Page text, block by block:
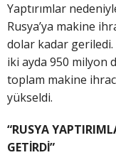
Yaptırımlar
Rusya’ya makine
dolar kadar
iki ayda 950 milyon
toplam makine
yükseldi.
“RUSYA
GETİRDİ”